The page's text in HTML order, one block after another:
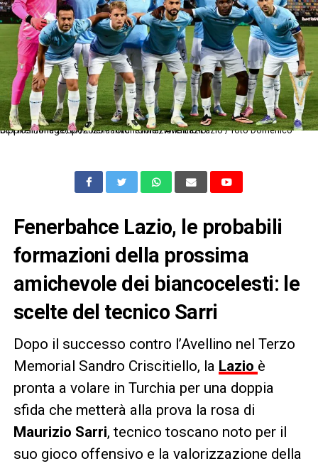
Dc Frosinone 26/07/2025 - amichevole / Avellino-Lazio / foto Domenico Cippitelli/Image Sport nella foto: formazione Lazio
Fenerbahce Lazio, le probabili
formazioni della prossima
amichevole dei biancocelesti: le
scelte del tecnico Sarri
Dopo il successo contro l’Avellino nel Terzo
Memorial Sandro Criscitiello, la Lazio è
pronta a volare in Turchia per una doppia
sfida che metterà alla prova la rosa di
Maurizio Sarri, tecnico toscano noto per il
suo gioco offensivo e la valorizzazione della